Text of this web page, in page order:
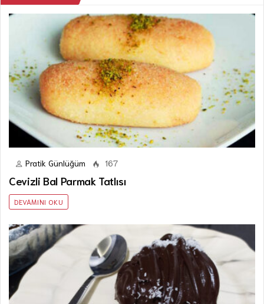
Pratik Günlüğüm 167
Cevizli Bal Parmak Tatlısı
DEVAMINI OKU